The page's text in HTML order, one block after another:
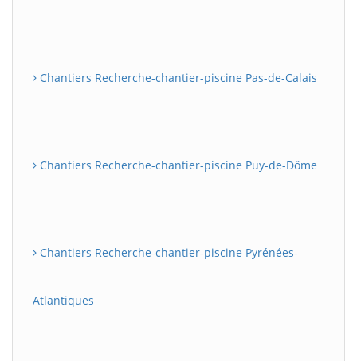
Chantiers Recherche-chantier-piscine Pas-de-Calais
Chantiers Recherche-chantier-piscine Puy-de-Dôme
Chantiers Recherche-chantier-piscine Pyrénées-
Atlantiques